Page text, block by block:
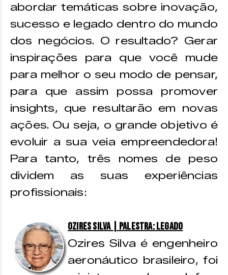
abordar temáticas sobre inovação,
sucesso e legado dentro do mundo
dos negócios. O resultado? Gerar
inspirações para que você mude
para melhor o seu modo de pensar,
para que assim possa promover
insights, que resultarão em novas
ações. Ou seja, o grande objetivo é
evoluir a sua veia empreendedora!
Para tanto, três nomes de peso
dividem as suas experiências
profissionais:
Ozires Silva | Palestra: Legado
Ozires Silva é engenheiro
aeronáutico brasileiro, foi